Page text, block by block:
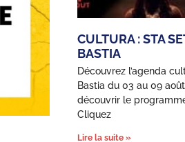
CULTURA : STA
BASTIA
Découvrez l’agenda
Bastia du 03 au 09
découvrir le
Cliquez
Lire la suite »